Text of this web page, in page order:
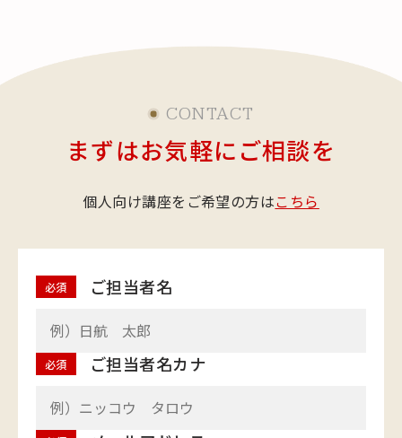
CONTACT
まずはお気軽にご相談を
個人向け講座をご希望の方はこちら
必須 ご担当者名
必須 ご担当者名カナ